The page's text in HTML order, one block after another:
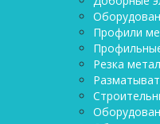
Профили
Резка